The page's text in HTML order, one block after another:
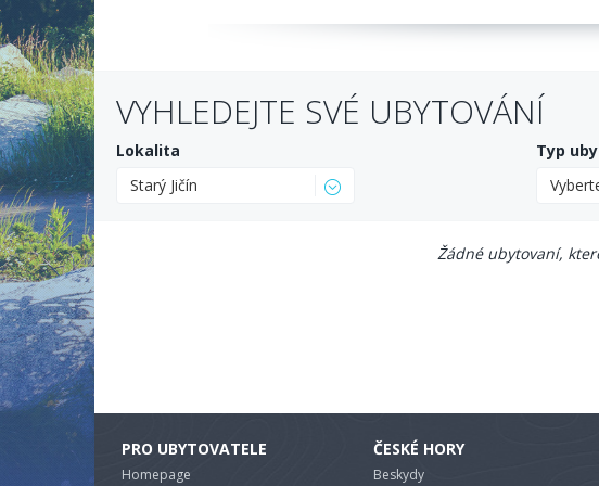
VYHLEDEJTE SVÉ UBYTOVÁNÍ
Lokalita
Starý Jičín
Typ
Žádné ubytovaní,
PRO UBYTOVATELE
Homepage
ČESKÉ HORY
Beskydy